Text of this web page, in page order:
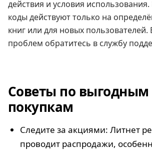
действия и условия
коды действуют только на
книг или для новых пользователей.
проблем обратитесь в службу
Советы по выгодным
покупкам
Следите за акциями: Литнет
проводит распродажи,